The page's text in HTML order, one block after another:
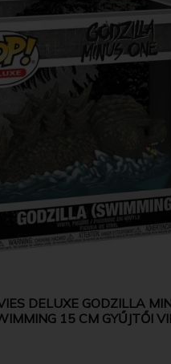
DELUXE GODZILLA
15 CM GYŰJTŐI